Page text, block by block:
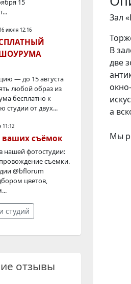
Зал
В
две
а
Мы
15
16 июля 12:16
— до 15 августа
любой образ из
бесплатно к
студии от двух...
11:12
ваших съёмок
нашей фотостудии:
съемки.
@bflorum
цветов,
студий
отзывы